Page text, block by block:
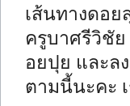
เส้นทางดอย
ครูบาศรีวิชั
อยปุย และล
ตามนี้นะคะ